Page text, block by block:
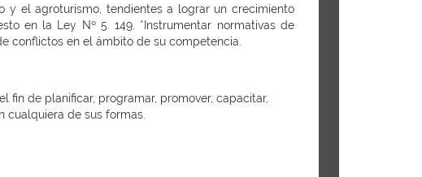
y el agroturismo, tendientes a lograr un crecimiento
en la Ley Nº 5. 149. *Instrumentar normativas de
conflictos en el ámbito de su competencia.
fin de planificar, programar, promover, capacitar,
cualquiera de sus formas.